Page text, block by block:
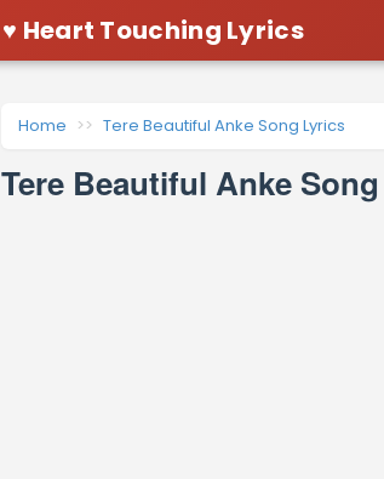
♥ Heart Touching Lyrics
Home Tere Beautiful Anke Song Lyrics
Tere Beautiful Anke